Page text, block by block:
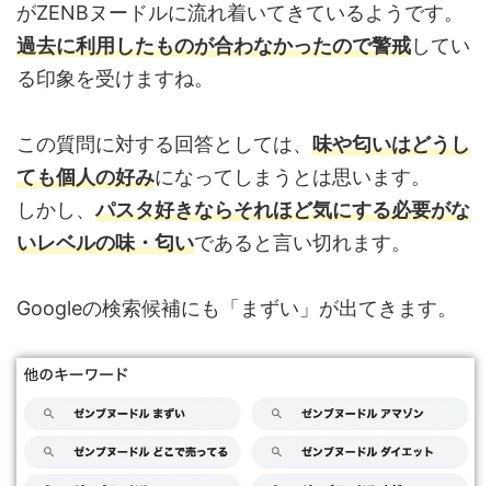
がZENBヌードルに流れ着いてきているようです。
過去に利用したものが合わなかったので警戒してい
る印象を受けますね。
この質問に対する回答としては、 味や匂いはどうし
ても個人の好みになってしまうとは思います。
しかし、パスタ好きならそれほど気にする必要がな
いレベルの味・匂いであると言い切れます。
Googleの検索候補にも「まずい」が出てきます。